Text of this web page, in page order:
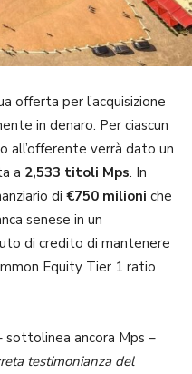
offerta per l’acquisizione
in denaro. Per ciascun
all’offerente verrà dato un
a 2,533 titoli Mps. In
di €750 milioni che
senese in un
di credito di mantenere
Equity Tier 1 ratio
sottolinea ancora Mps –
testimonianza del